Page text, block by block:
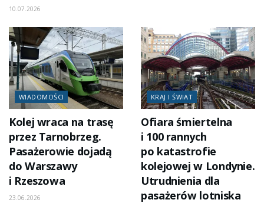
10.07.2026
WIADOMOŚCI
Kolej wraca na trasę
przez Tarnobrzeg.
Pasażerowie dojadą
do Warszawy
i Rzeszowa
23.06.2026
KRAJ I ŚWIAT
Ofiara śmiertelna
i 100 rannych
po katastrofie
kolejowej w Londynie.
Utrudnienia dla
pasażerów lotniska